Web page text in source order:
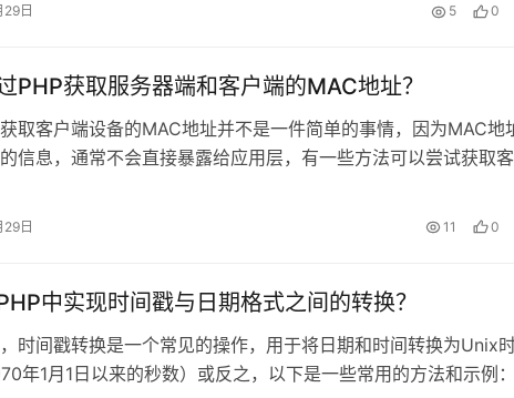
日 5 0
PHP获取服务器端和客户端的MAC地址？
取客户端设备的MAC地址并不是一件简单的事情，因为MAC地
信息，通常不会直接暴露给应用层，有一些方法可以尝试获取客
通过发送ARP请求来获取客户端的MAC地址，2、实现步骤： - 使
日 11 0
中实现时间戳与日期格式之间的转换？
时间戳转换是一个常见的操作，用于将日期和时间转换为Unix
年1月1日以来的秒数）或反之，以下是一些常用的方法和示例